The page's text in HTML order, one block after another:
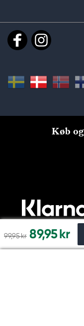
99,95 kr 89,95 kr
Køb